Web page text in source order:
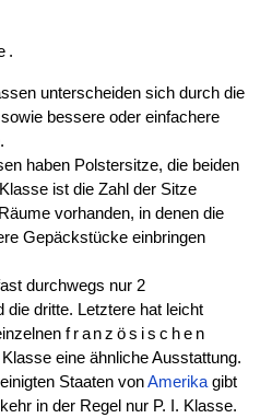
.
unterscheiden sich durch die
bessere oder einfachere
haben Polstersitze, die beiden
ist die Zahl der Sitze
vorhanden, in denen die
Gepäckstücke einbringen
durchwegs nur 2
die dritte. Letztere hat leicht
französischen
eine ähnliche Ausstattung.
Staaten vonAmerikagibt
in der Regel nur P. I. Klasse.